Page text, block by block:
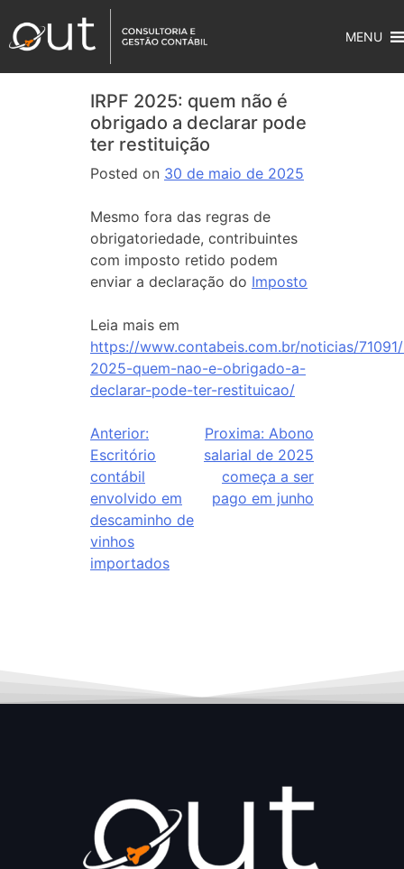
MENU
IRPF 2025: quem não é
obrigado a declarar pode
ter restituição
Posted on 30 de maio de 2025
Mesmo fora das regras de
obrigatoriedade, contribuintes
com imposto retido podem
enviar a declaração do Imposto
Leia mais em
https://www.contabeis.com.br/noticias/
2025-quem-nao-e-obrigado-a-
declarar-pode-ter-restituicao/
Anterior:
Escritório
contábil
envolvido em
descaminho de
vinhos
importados
Proxima: Abono
salarial de 2025
começa a ser
pago em junho